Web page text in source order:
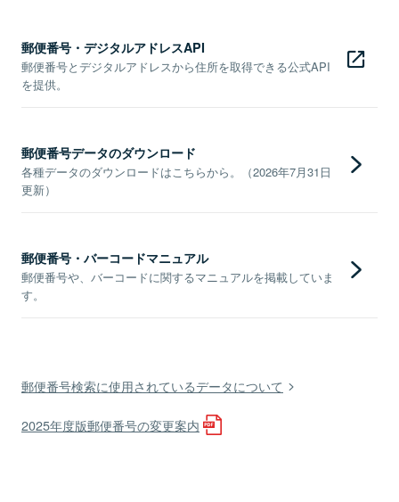
郵便番号・デジタルアドレスAPI
郵便番号とデジタルアドレスから住所を取得できる公式API
を提供。
郵便番号データのダウンロード
各種データのダウンロードはこちらから。（2026年7月31日
更新）
郵便番号・バーコードマニュアル
郵便番号や、バーコードに関するマニュアルを掲載していま
す。
郵便番号検索に使用されているデータについて
2025年度版郵便番号の変更案内